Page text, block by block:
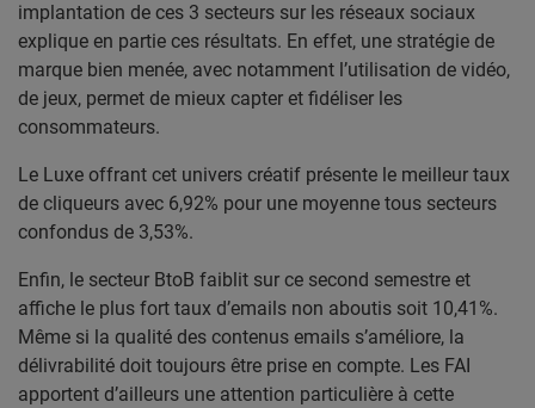
implantation de ces 3 secteurs sur les réseaux sociaux
explique en partie ces résultats. En effet, une stratégie de
marque bien menée, avec notamment l’utilisation de vidéo,
de jeux, permet de mieux capter et fidéliser les
consommateurs.
Le Luxe offrant cet univers créatif présente le meilleur taux
de cliqueurs avec 6,92% pour une moyenne tous secteurs
confondus de 3,53%.
Enfin, le secteur BtoB faiblit sur ce second semestre et
affiche le plus fort taux d’emails non aboutis soit 10,41%.
Même si la qualité des contenus emails s’améliore, la
délivrabilité doit toujours être prise en compte. Les FAI
apportent d’ailleurs une attention particulière à cette